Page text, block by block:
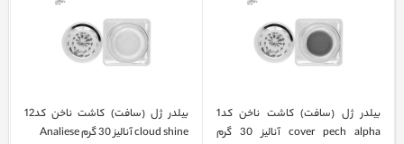
بیلدر ژل (سافت) کاشت ناخن کد1
cover pech alpha آنالیز 30 گرم
بیلدر ژل (سافت) کاشت ناخن کد12
cloud shine آنالیز 30 گرم Analiese